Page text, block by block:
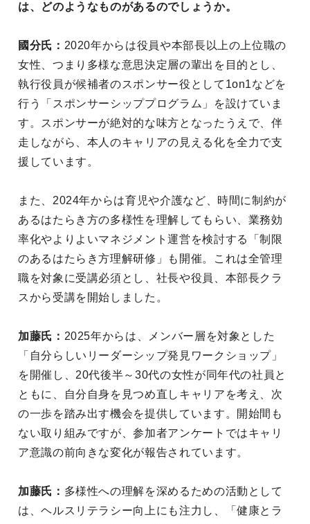
は、どのようなものがあるのでしょうか。
國分氏： 2020年からは役員や本部長以上の上位職の
女性、つまり多様な意思決定層の輩出を目的とし、
執行役員が候補者のスポンサー役として1on1などを
行う「スポンサーシッププログラム」を設けていま
す。スポンサーが絶対的な味方となったうえで、伴
走しながら、本人のキャリアの見える化を全力で支
援しています。
また、2024年からは育児や介護など、時間に制約が
あるはたらき方の多様性を理解してもらい、業務効
率化やよりよいマネジメント運営を検討する「制限
のあるはたらき方理解研修」も開催。これは全管理
職を対象に受講必須とし、社長や役員、本部長クラ
スから受講を開始しました。
加藤氏： 2025年からは、メンバー層を対象とした
「自分らしいリーダーシップ発見ワークショップ」
を開催し、20代後半～30代の女性が同年代の社員と
ともに、自分自身を見つめ直しキャリアを考え、次
の一歩を踏み出す機会を提供しています。開始間も
ない取り組みですが、参加者アンケートではキャリ
ア意識の前向きな変化が報告されています。
加藤氏： 多様性への理解を深めるための活動として
は、ヘルスリテラシー向上にも注力し、「健康とラ